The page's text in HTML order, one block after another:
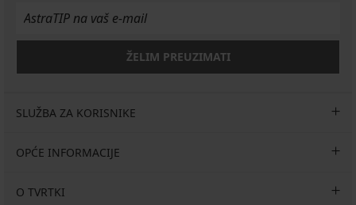
ŽELIM PREUZIMATI
SLUŽBA ZA KORISNIKE
OPĆE INFORMACIJE
O TVRTKI